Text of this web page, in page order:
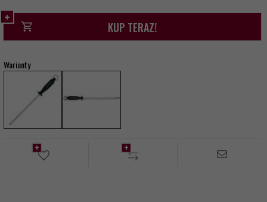
KUP TERAZ!
Warianty